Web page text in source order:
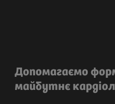
Допомагаємо
майбутнє